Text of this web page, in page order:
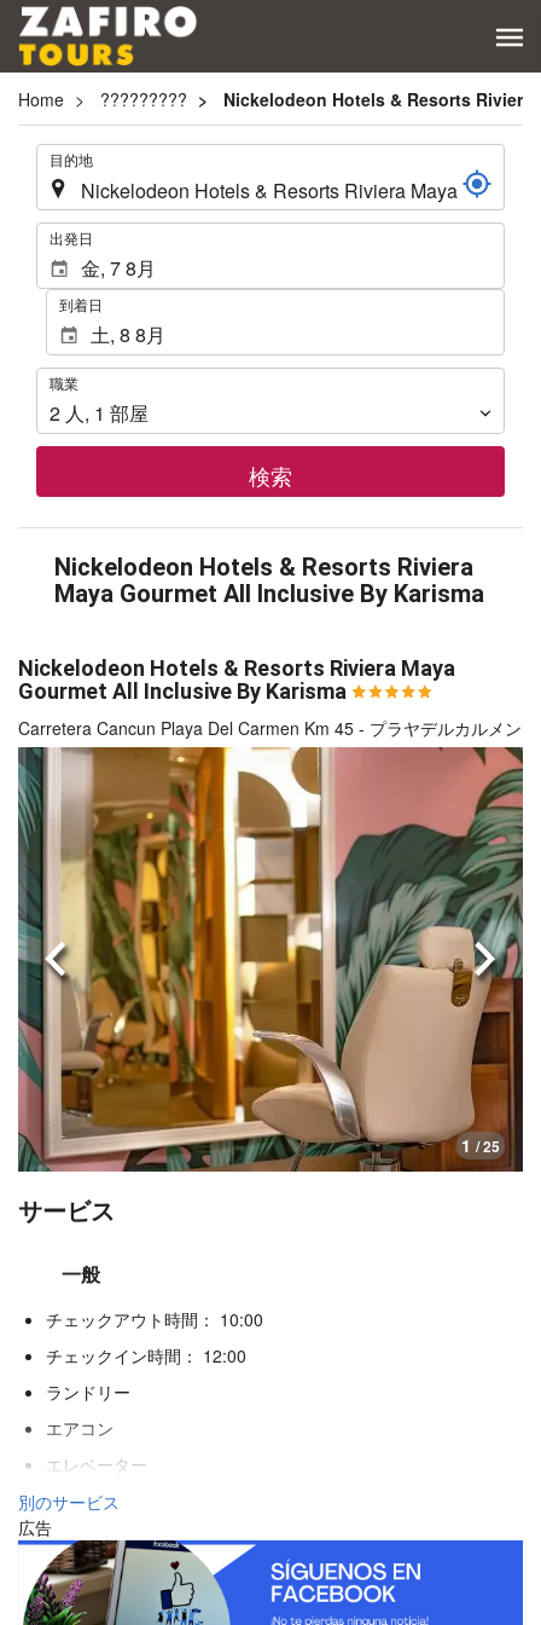
Home ????????? Nickelodeon Hotels & Resorts
. 目的地
. 出発日
到着日
職
業
職業
2 人, 1 部屋
検索
Nickelodeon Hotels & Resorts Riviera
Maya Gourmet All Inclusive By Karisma
Nickelodeon Hotels & Resorts Riviera Maya
Gourmet All Inclusive By Karisma
Carretera Cancun Playa Del Carmen Km 45 - プラヤデルカルメン
1 / 25
前へ 次へ
サービス
一般
チェックアウト時間： 10:00
チェックイン時間： 12:00
ランドリー
エアコン
エレベーター
禁煙ルーム
全館禁煙
ペット不可
別のサービス
広告